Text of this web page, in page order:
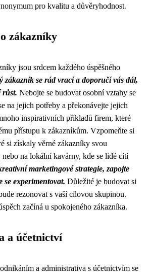
pro kvalitu a důvěryhodnost.
zákazníky
jsou srdcem každého úspěšného
zákazník se rád vrací a doporučí vás dál,
růst. Nebojte se budovat osobní vztahy se
na jejich potřeby a překonávejte jejich
inspirativních příkladů firem, které
přístupu k zákazníkům. Vzpomeňte si
si získaly věrné zákazníky svou
na lokální kavárny, kde se lidé cítí
marketingové strategie, zapojte
se experimentovat. Důležité je budovat si
rezonovat s vaší cílovou skupinou.
začíná u spokojeného zákazníka.
a účetnictví
a administrativa s účetnictvím se